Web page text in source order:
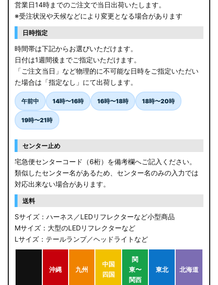
営業日14時までのご注文で当日出荷いたします。
※受注状況や天候などにより変更となる場合があります
日時指定
時間帯は下記からお選びいただけます。
日付は1週間後までご指定いただけます。
「ご注文当日」など物理的に不可能な日時をご指定いただい
た場合は「指定なし」にて出荷します。
午前中 14時〜16時 16時〜18時 18時〜20時
19時〜21時
センター止め
宅急便センターコード（6桁）を備考欄へご記入ください。
類似したセンター名があるため、センター名のみの入力では
対応出来ない場合があります。
送料
Sサイズ：ハーネス／LEDリフレクターなど小型商品
Mサイズ：大型のLEDリフレクターなど
Lサイズ：テールランプ／ヘッドライトなど
沖縄 九州
中国
四国
関
東〜
関西
東北 北海道